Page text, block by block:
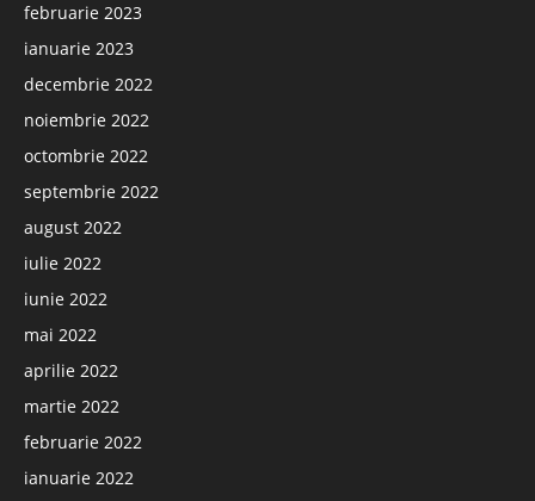
februarie 2023
ianuarie 2023
decembrie 2022
noiembrie 2022
octombrie 2022
septembrie 2022
august 2022
iulie 2022
iunie 2022
mai 2022
aprilie 2022
martie 2022
februarie 2022
ianuarie 2022